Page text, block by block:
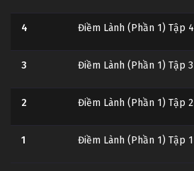
4 Điềm Lành (Phần 1) Tập 4
3 Điềm Lành (Phần 1) Tập 3
2 Điềm Lành (Phần 1) Tập 2
1 Điềm Lành (Phần 1) Tập 1